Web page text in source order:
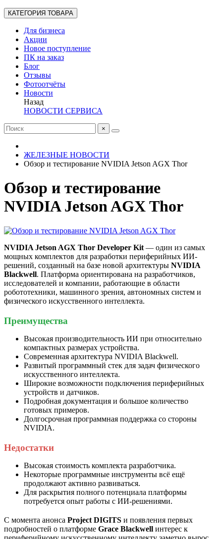
КАТЕГОРИЯ ТОВАРА
Для бизнеса
Акции
Новое поступление
ПК на заказ
Блог
Отзывы
Фотоотчёты
Новости
Назад
НОВОСТИ СЕРВИСА
×
ЖЕЛЕЗНЫЕ НОВОСТИ
Обзор и тестирование NVIDIA Jetson AGX Thor
Обзор и тестирование
NVIDIA Jetson AGX Thor
NVIDIA Jetson AGX Thor Developer Kit — один из самых
мощных комплектов для разработки периферийных ИИ-
решений, созданный на базе новой архитектуры NVIDIA
Blackwell. Платформа ориентирована на разработчиков,
исследователей и компании, работающие в области
робототехники, машинного зрения, автономных систем и
физического искусственного интеллекта.
Преимущества
Высокая производительность ИИ при относительно
компактных размерах устройства.
Современная архитектура NVIDIA Blackwell.
Развитый программный стек для задач физического
искусственного интеллекта.
Широкие возможности подключения периферийных
устройств и датчиков.
Подробная документация и большое количество
готовых примеров.
Долгосрочная программная поддержка со стороны
NVIDIA.
Недостатки
Высокая стоимость комплекта разработчика.
Некоторые программные инструменты всё ещё
продолжают активно развиваться.
Для раскрытия полного потенциала платформы
потребуется опыт работы с ИИ-решениями.
С момента анонса Project DIGITS и появления первых
подробностей о платформе Grace Blackwell интерес к